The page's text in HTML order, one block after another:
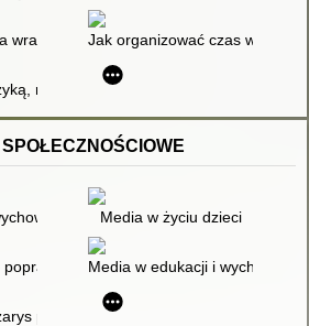
wrażliwości edukacyjnej jako źródło
Jak organizować czas wolny
ruchem, i mową
SPOŁECZNOŚCIOWE
Media w życiu dzieci
poprawczym - wróg czy sprzymierzeniec
Media w edukacji i wychowaniu
problematyki